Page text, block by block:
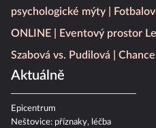
psychologické mýty
ONLINE
Eventový prostor
Szabová vs. Pudilová
Aktuálně
Epicentrum
Neštovice: příznaky, léčba